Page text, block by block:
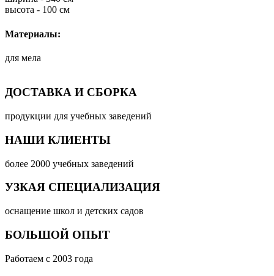
высота - 100 см
Материалы:
для мела
ДОСТАВКА И СБОРКА
продукции для учебных заведений
НАШИ КЛИЕНТЫ
более 2000 учебных заведений
УЗКАЯ СПЕЦИАЛИЗАЦИЯ
оснащение школ и детских садов
БОЛЬШОЙ ОПЫТ
Работаем с 2003 года